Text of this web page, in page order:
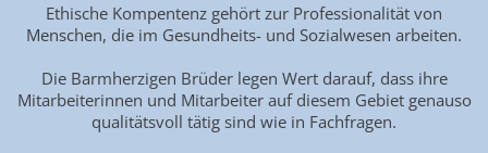
Ethische Kompentenz gehört zur Professionalität von
Menschen, die im Gesundheits- und Sozialwesen arbeiten.
Die Barmherzigen Brüder legen Wert darauf, dass ihre
Mitarbeiterinnen und Mitarbeiter auf diesem Gebiet genauso
qualitätsvoll tätig sind wie in Fachfragen.